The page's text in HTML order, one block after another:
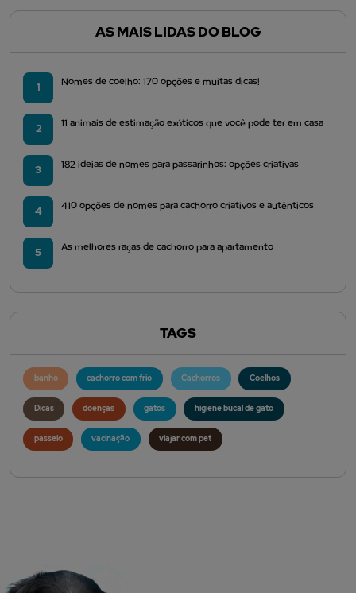
AS MAIS LIDAS DO BLOG
1 Nomes de coelho: 170 opções e muitas dicas!
2 11 animais de estimação exóticos que você pode ter em casa
3 182 ideias de nomes para passarinhos: opções criativas
4 410 opções de nomes para cachorro criativos e autênticos
5 As melhores raças de cachorro para apartamento
TAGS
banho cachorro com frio Cachorros Coelhos
Dicas doenças gatos higiene bucal de gato
passeio vacinação viajar com pet